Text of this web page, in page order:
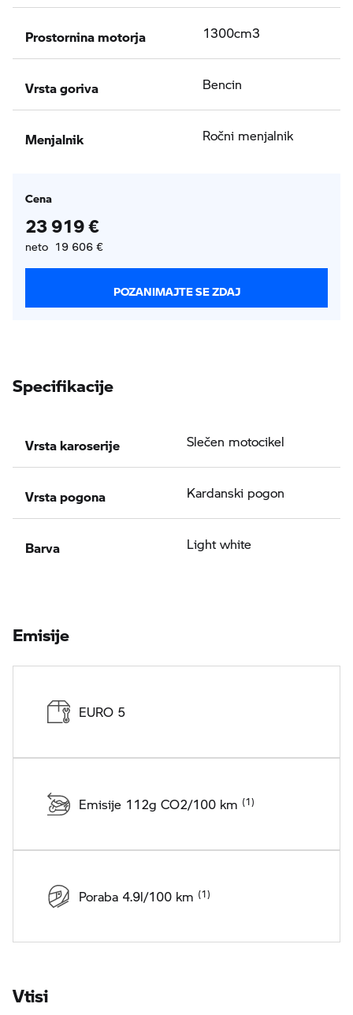
Prostornina motorja 1300cm3
Vrsta goriva Bencin
Menjalnik Ročni menjalnik
Cena
23 919 €
neto 19 606 €
POZANIMAJTE SE ZDAJ
Specifikacije
Vrsta karoserije Slečen motocikel
Vrsta pogona Kardanski pogon
Barva Light white
Emisije
EURO 5
Emisije 112g CO2/100 km
Poraba 4.9l/100 km
Vtisi